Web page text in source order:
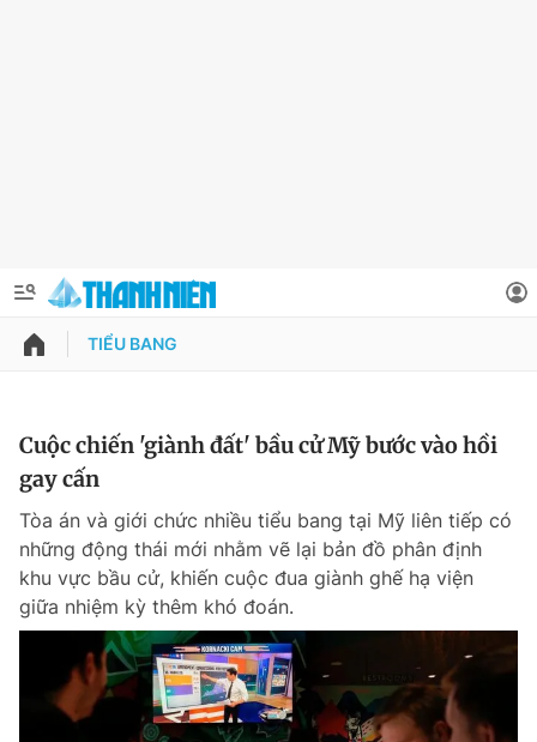
QUẢNG CÁO
Chuyên mục khác
Chào ngày mới Tin 24h
Tin thị trường Tin 360
Thông tin tài khoản
Đổi mật khẩu
Tin đã lưu
Tin đã xem
Đăng xuất
TIỂU BANG
Cuộc chiến 'giành đất' bầu cử Mỹ bước vào hồi
gay cấn
Tòa án và giới chức nhiều tiểu bang tại Mỹ liên tiếp có
những động thái mới nhằm vẽ lại bản đồ phân định
khu vực bầu cử, khiến cuộc đua giành ghế hạ viện
giữa nhiệm kỳ thêm khó đoán.